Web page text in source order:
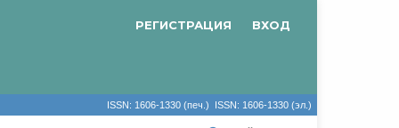
ISSN: 1606-1330 (печ.) ISSN: 1606-1330 (эл.)
РЕГИСТРАЦИЯ ВХОД